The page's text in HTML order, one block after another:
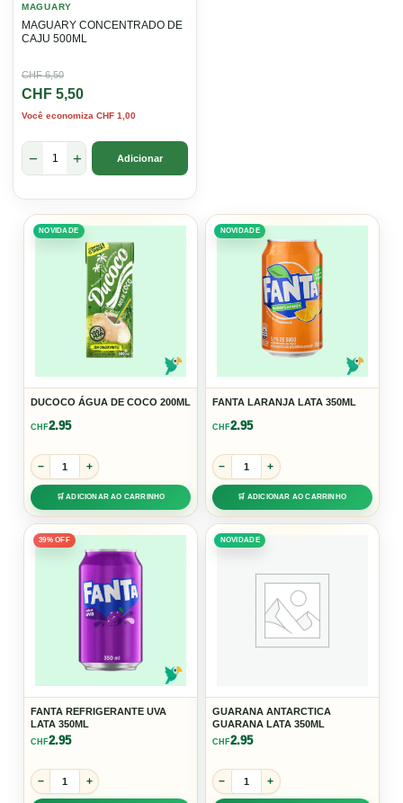
MAGUARY
MAGUARY CONCENTRADO DE
CAJU 500ML
CHF6,50
O
preço
original
era:
CHF 6,50.
CHF 5,50
O
preço
atual
é:
CHF 5,50.
Você economiza CHF 1,00
− + Adicionar
NOVIDADE
DUCOCO ÁGUA DE COCO 200ML
CHF2.95
− +
🛒 ADICIONAR AO CARRINHO
NOVIDADE
FANTA LARANJA LATA 350ML
CHF2.95
− +
🛒 ADICIONAR AO CARRINHO
39% OFF
FANTA REFRIGERANTE UVA
LATA 350ML
CHF2.95
− +
NOVIDADE
GUARANA ANTARCTICA
GUARANA LATA 350ML
CHF2.95
− +